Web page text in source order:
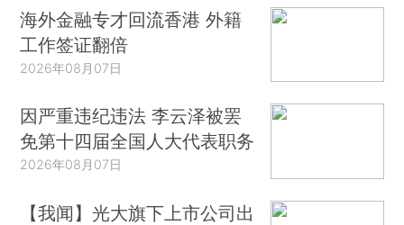
海外金融专才回流香港 外籍
工作签证翻倍
2026年08月07日
因严重违纪违法 李云泽被罢
免第十四届全国人大代表职务
2026年08月07日
【我闻】光大旗下上市公司出